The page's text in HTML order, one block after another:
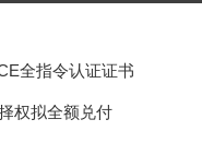
全指令认证证书
权拟全额兑付